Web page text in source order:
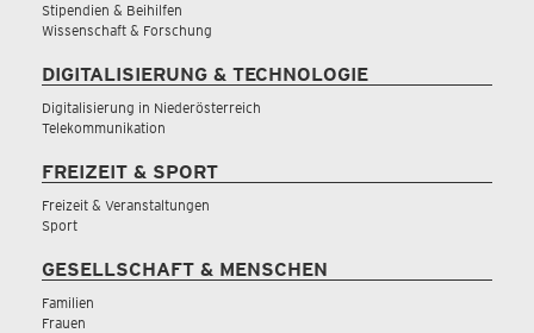
Stipendien & Beihilfen
Wissenschaft & Forschung
DIGITALISIERUNG & TECHNOLOGIE
Digitalisierung in Niederösterreich
Telekommunikation
FREIZEIT & SPORT
Freizeit & Veranstaltungen
Sport
GESELLSCHAFT & MENSCHEN
Familien
Frauen